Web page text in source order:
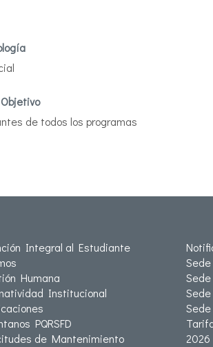
de todos los programas
Integral al Estudiante
Humana
Institucional
PQRSFD
de Mantenimiento
Sede
2026